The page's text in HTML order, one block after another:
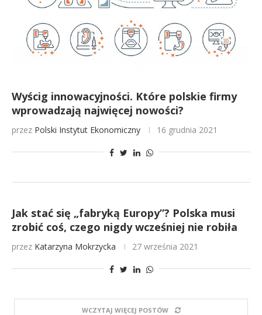
Wyścig innowacyjności. Które polskie firmy
wprowadzają najwięcej nowości?
przez Polski Instytut Ekonomiczny 16 grudnia 2021
Jak stać się „fabryką Europy”? Polska musi
zrobić coś, czego nigdy wcześniej nie robiła
przez Katarzyna Mokrzycka 27 września 2021
WCZYTAJ WIĘCEJ POSTÓW